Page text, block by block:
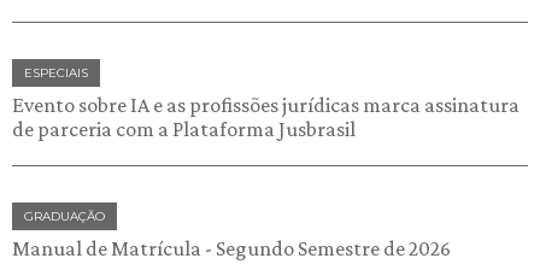
ESPECIAIS
Evento sobre IA e as profissões jurídicas marca assinatura
de parceria com a Plataforma Jusbrasil
GRADUAÇÃO
Manual de Matrícula - Segundo Semestre de 2026